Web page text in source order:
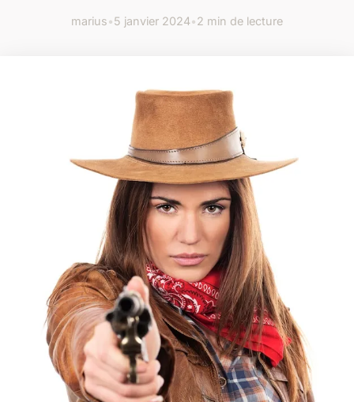
marius•5 janvier 2024•2 min de lecture